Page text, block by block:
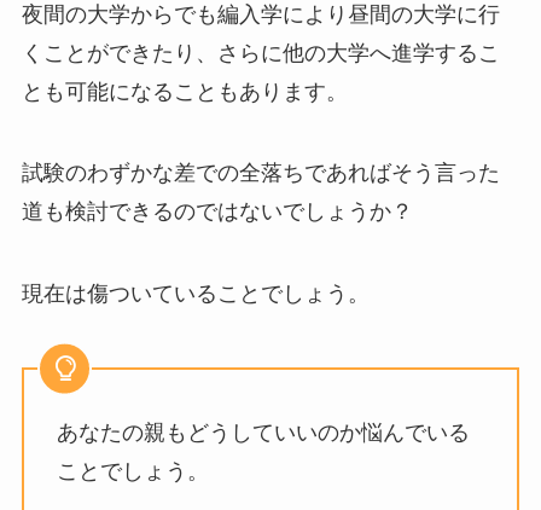
夜間の大学からでも編入学により昼間の大学に行
くことができたり、さらに他の大学へ進学するこ
とも可能になることもあります。
試験のわずかな差での全落ちであればそう言った
道も検討できるのではないでしょうか？
現在は傷ついていることでしょう。
あなたの親もどうしていいのか悩んでいる
ことでしょう。